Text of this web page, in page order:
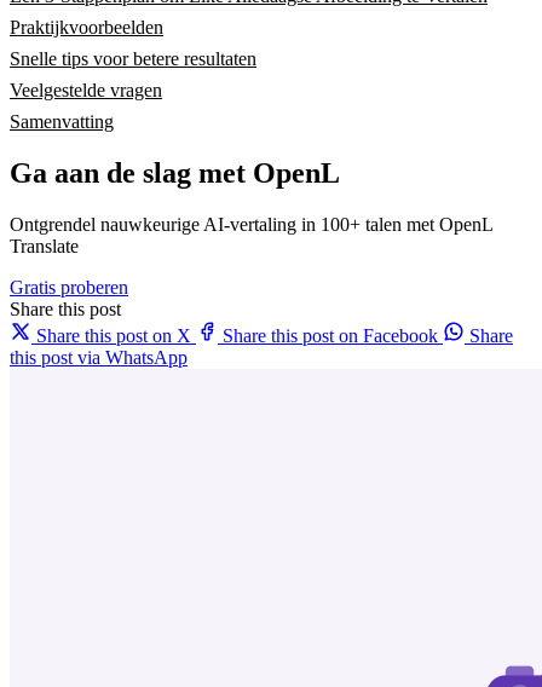
Praktijkvoorbeelden
Snelle tips voor betere resultaten
Veelgestelde vragen
Samenvatting
Ga aan de slag met OpenL
Ontgrendel nauwkeurige AI-vertaling in 100+ talen met OpenL
Translate
Gratis proberen
Share this post
Share this post on X
Share this post on Facebook
Share
this post via WhatsApp